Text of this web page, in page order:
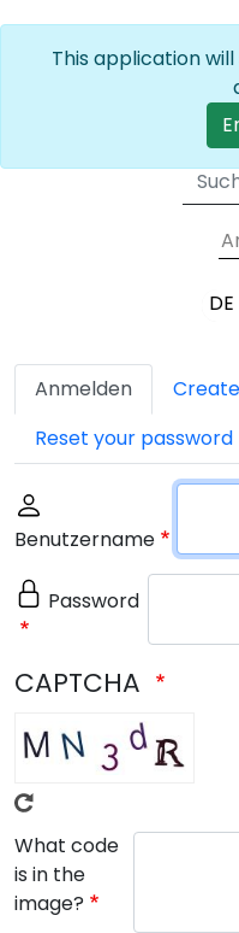
DE
Primäre Reiter
Anmelden
Reset your password
Benutzername
Password
CAPTCHA
What code
is in the
image?
This application